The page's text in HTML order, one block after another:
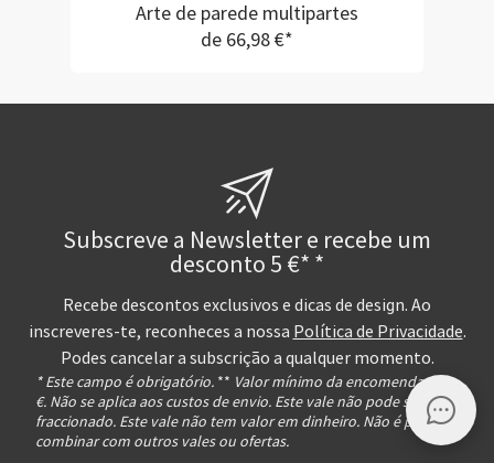
Arte de parede multipartes
de 66,98 €*
Subscreve a Newsletter e recebe um
desconto 5 €* *
Recebe descontos exclusivos e dicas de design. Ao
inscreveres-te, reconheces a nossa Política de Privacidade.
Podes cancelar a subscrição a qualquer momento.
* Este campo é obrigatório. ** Valor mínimo da encomenda 9,99
€. Não se aplica aos custos de envio. Este vale não pode ser
fraccionado. Este vale não tem valor em dinheiro. Não é possível
combinar com outros vales ou ofertas.